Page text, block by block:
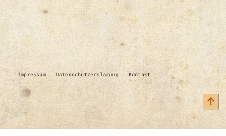
Impressum Datenschutzerklärung Kontakt